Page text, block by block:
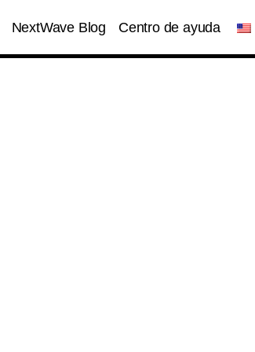
NextWave Blog Centro de ayuda